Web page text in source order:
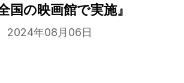
国の映画館で実施』
2024年08月06日